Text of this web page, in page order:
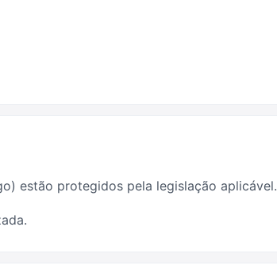
estão protegidos pela legislação aplicável.